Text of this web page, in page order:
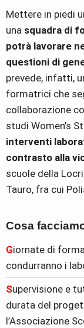
Mettere in piedi
una squadra di
potrà lavorare
questioni di
prevede, infatti,
formatrici che
collaborazione
studi Women’s
interventi
contrasto alla
scuole della
Tauro, fra cui
Cosa
Giornate di
condurranno i
Supervisione e
durata del
l’Associazione